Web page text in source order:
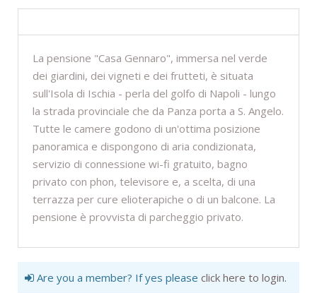
La pensione "Casa Gennaro", immersa nel verde
dei giardini, dei vigneti e dei frutteti, è situata
sull'Isola di Ischia - perla del golfo di Napoli - lungo
la strada provinciale che da Panza porta a S. Angelo.
Tutte le camere godono di un'ottima posizione
panoramica e dispongono di aria condizionata,
servizio di connessione wi-fi gratuito, bagno
privato con phon, televisore e, a scelta, di una
terrazza per cure elioterapiche o di un balcone. La
pensione è provvista di parcheggio privato.
Are you a member? If yes please click here to login.